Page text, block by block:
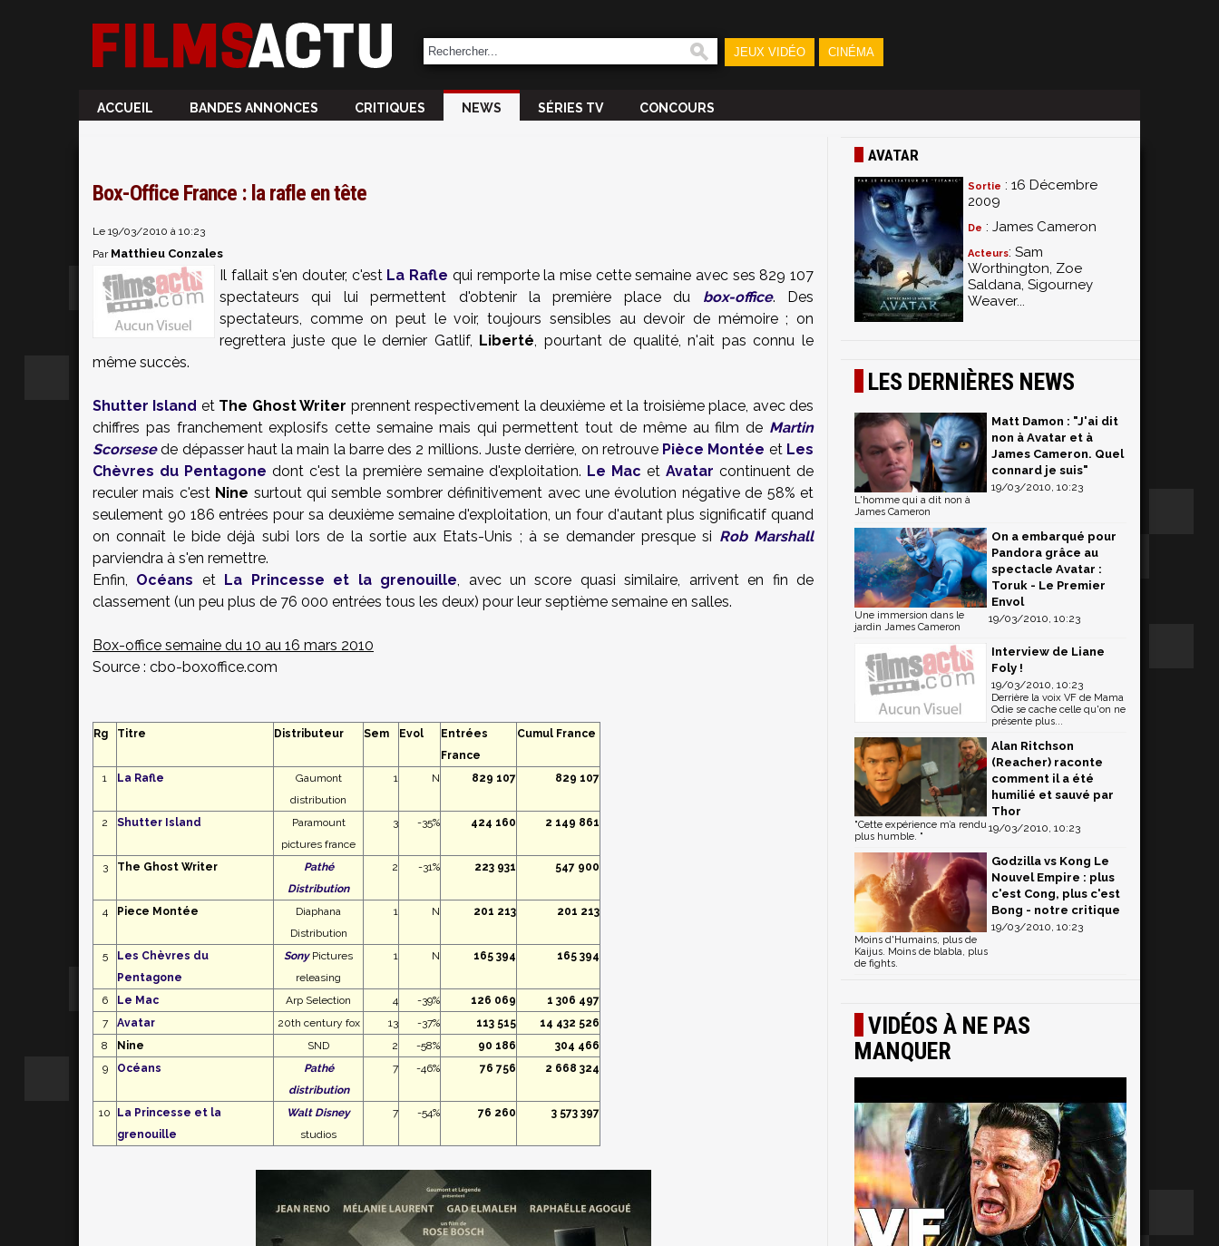
JEUX VIDÉO CINÉMA
ACCUEIL BANDES ANNONCES CRITIQUES NEWS SÉRIES TV CONCOURS
Box-Office France : la rafle en tête
Le 19/03/2010 à 10:23
Par Matthieu Conzales
Il fallait s'en douter, c'est La Rafle qui remporte la mise cette semaine avec ses 829 107
spectateurs qui lui permettent d'obtenir la première place du box-office. Des
spectateurs, comme on peut le voir, toujours sensibles au devoir de mémoire ; on
regrettera juste que le dernier Gatlif, Liberté, pourtant de qualité, n'ait pas connu le
même succès.
Shutter Island et The Ghost Writer prennent respectivement la deuxième et la troisième place, avec des
chiffres pas franchement explosifs cette semaine mais qui permettent tout de même au film de Martin
Scorsesede dépasser haut la main la barre des 2 millions. Juste derrière, on retrouve Pièce Montée et Les
Chèvres du Pentagone dont c'est la première semaine d'exploitation. Le Mac et Avatar continuent de
reculer mais c'est Nine surtout qui semble sombrer définitivement avec une évolution négative de 58% et
seulement 90 186 entrées pour sa deuxième semaine d'exploitation, un four d'autant plus significatif quand
on connaît le bide déjà subi lors de la sortie aux Etats-Unis ; à se demander presque si Rob Marshall
parviendra à s'en remettre.
Enfin, Océans et La Princesse et la grenouille, avec un score quasi similaire, arrivent en fin de
classement (un peu plus de 76 000 entrées tous les deux) pour leur septième semaine en salles.
Box-office semaine du 10 au 16 mars 2010
Source : cbo-boxoffice.com
Rg Titre Distributeur Sem Evol
Entrées
France
Cumul France
1 La Rafle
Gaumont
distribution
1 N 829 107 829 107
2 Shutter Island
Paramount
pictures france
3 -35% 424 160 2 149 861
3 The Ghost Writer
Pathé
Distribution
2 -31% 223 931 547 900
4 Piece Montée
Diaphana
Distribution
1 N 201 213 201 213
5
Les Chèvres du
Pentagone
SonyPictures
releasing
1 N 165 394 165 394
6 Le Mac Arp Selection 4 -39% 126 069
1 306 497
7
Avatar 20th century fox 13 -37% 113 515
14 432 526
8
Nine SND 2 -58% 90 186
304 466
9
Océans
Pathé
distribution
7 -46% 76 756 2 668 324
10
La Princesse et la
grenouille
Walt Disney
studios
7 -54% 76 260 3 573 397
AVATAR
Sortie : 16 Décembre
2009
De : James Cameron
Acteurs: Sam
Worthington, Zoe
Saldana, Sigourney
Weaver...
LES DERNIÈRES NEWS
Matt Damon : "J'ai dit
non à Avatar et à
James Cameron. Quel
connard je suis"
19/03/2010, 10:23
L'homme qui a dit non à
James Cameron
On a embarqué pour
Pandora grâce au
spectacle Avatar :
Toruk - Le Premier
Envol
19/03/2010, 10:23
Une immersion dans le
jardin James Cameron
Interview de Liane
Foly !
19/03/2010, 10:23
Derrière la voix VF de Mama
Odie se cache celle qu'on ne
présente plus...
Alan Ritchson
(Reacher) raconte
comment il a été
humilié et sauvé par
Thor
19/03/2010, 10:23
"Cette expérience m’a rendu
plus humble. "
Godzilla vs Kong Le
Nouvel Empire : plus
c'est Cong, plus c'est
Bong - notre critique
19/03/2010, 10:23
Moins d'Humains, plus de
Kaijus. Moins de blabla, plus
de fights.
VIDÉOS À NE PAS
MANQUER